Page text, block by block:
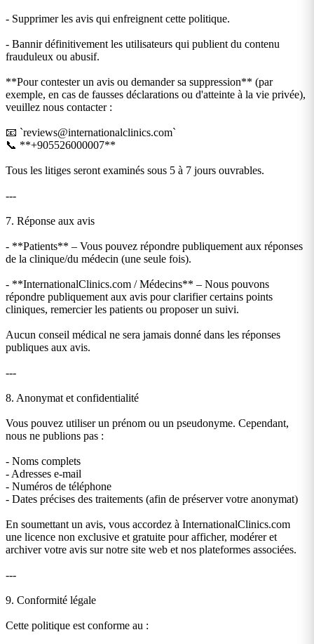
- Supprimer les avis qui enfreignent cette politique.
- Bannir définitivement les utilisateurs qui publient du contenu
frauduleux ou abusif.
**Pour contester un avis ou demander sa suppression** (par
exemple, en cas de fausses déclarations ou d'atteinte à la vie privée),
veuillez nous contacter :
📧 `reviews@internationalclinics.com`
📞 **+905526000007**
Tous les litiges seront examinés sous 5 à 7 jours ouvrables.
---
7. Réponse aux avis
- **Patients** – Vous pouvez répondre publiquement aux réponses
de la clinique/du médecin (une seule fois).
- **InternationalClinics.com / Médecins** – Nous pouvons
répondre publiquement aux avis pour clarifier certains points
cliniques, remercier les patients ou proposer un suivi.
Aucun conseil médical ne sera jamais donné dans les réponses
publiques aux avis.
---
8. Anonymat et confidentialité
Vous pouvez utiliser un prénom ou un pseudonyme. Cependant,
nous ne publions pas :
- Noms complets
- Adresses e-mail
- Numéros de téléphone
- Dates précises des traitements (afin de préserver votre anonymat)
En soumettant un avis, vous accordez à InternationalClinics.com
une licence non exclusive et gratuite pour afficher, modérer et
archiver votre avis sur notre site web et nos plateformes associées.
---
9. Conformité légale
Cette politique est conforme au :